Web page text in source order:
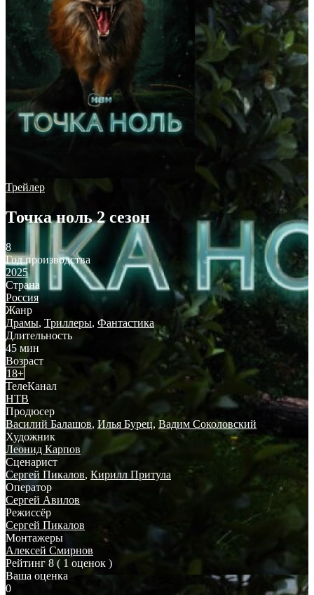
Трейлер
Точка ноль 2 сезон
8
Год производства
2025
Страна
Россия
Жанр
Драмы, Триллеры, Фантастика
Длительность
45 мин
Возраст
18+
ТелеКанал
НТВ
Продюсер
Василий Балашов, Илья Бурец, Вадим Соколовский
Художник
Леонид Карпов
Сценарист
Сергей Пикалов, Кирилл Притула
Оператор
Сергей Авилов
Режиссёр
Сергей Пикалов
Монтажеры
Алексей Смирнов
Рейтинг 8 ( 1 оценок )
Ваша оценка
0